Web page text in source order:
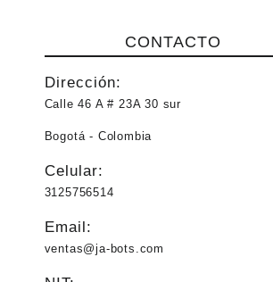
CONTACTO
Dirección:
Calle 46 A # 23A 30 sur
Bogotá - Colombia
Celular:
3125756514
Email:
ventas@ja-bots.com